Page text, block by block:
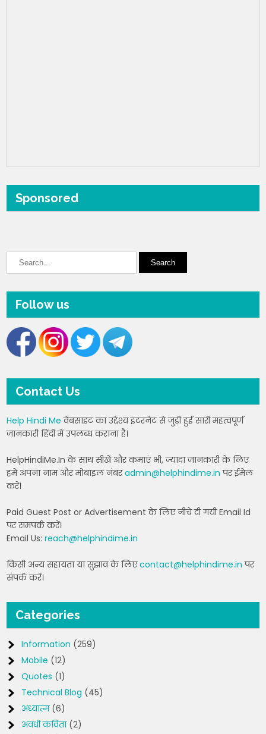
Sponsored
Follow us
Contact Us
Help Hindi Me वेबसाइट का उद्देश्य इंटरनेट से जुड़ी हुई सारी महत्वपूर्ण
जानकारी हिंदी में उपलब्ध कराना है।
HelpHindiMe.In के साथ सीखें और कमाएं भी, ज्यादा जानकारी के लिए
हमें अपना नाम और मोबाइल नंबरadmin@helphindime.in पर ईमेल
करें।
Paid Guest Post or Advertisement के लिए नीचे दी गयी Email Id
पर समपर्क करें।
Email Us:reach@helphindime.in
किसी अन्य सहायता या सुझाव के लिएcontact@helphindime.in पर
संपर्क करें।
Categories
Information (259)
Mobile (12)
Quotes (1)
Technical Blog (45)
अध्यात्म(6)
अवधी कविता(2)